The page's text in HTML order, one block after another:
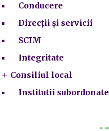
Conducere
Direcții și servicii
SCIM
Integritate
Consiliul local
Institutii subordonate